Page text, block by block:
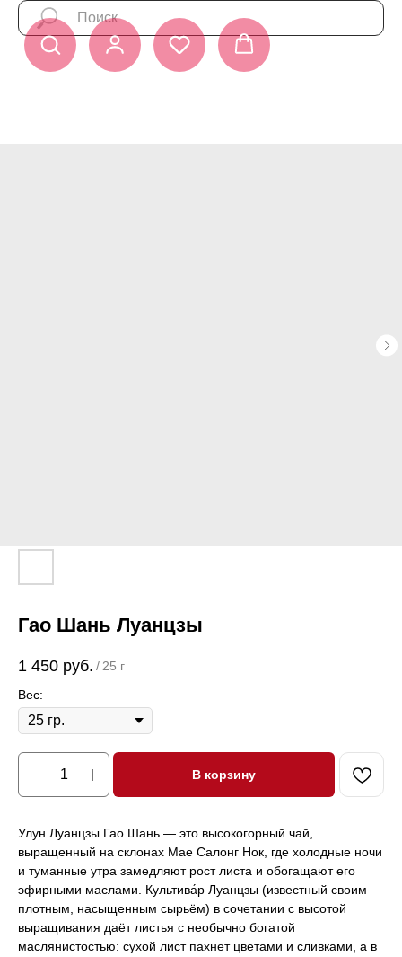
Гао Шань Луанцзы
1 450 руб. / 25 г
Вес:
В корзину
Улун Луанцзы Гао Шань — это высокогорный чай,
выращенный на склонах Мае Салонг Нок, где холодные ночи
и туманные утра замедляют рост листа и обогащают его
эфирными маслами. Культива́р Луанцзы (известный своим
плотным, насыщенным сырьём) в сочетании с высотой
выращивания даёт листья с необычно богатой
маслянистостью: сухой лист пахнет цветами и сливками, а в